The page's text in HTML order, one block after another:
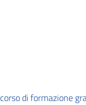
corso di formazione